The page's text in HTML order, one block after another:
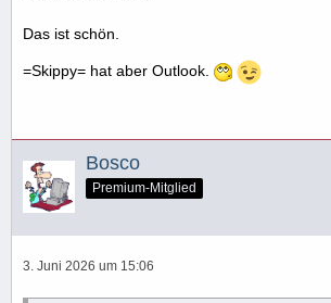
Das ist schön.
=Skippy= hat aber Outlook.
Bosco
Premium-Mitglied
3. Juni 2026 um 15:06